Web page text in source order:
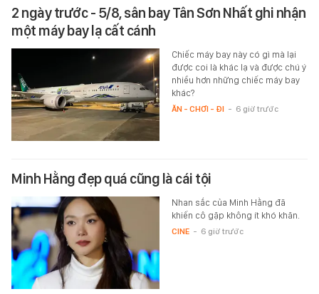
2 ngày trước - 5/8, sân bay Tân Sơn Nhất ghi nhận
một máy bay lạ cất cánh
Chiếc máy bay này có gì mà lại
được coi là khác lạ và được chú ý
nhiều hơn những chiếc máy bay
khác?
ĂN - CHƠI - ĐI - 6 giờ trước
Minh Hằng đẹp quá cũng là cái tội
Nhan sắc của Minh Hằng đã
khiến cô gặp không ít khó khăn.
CINE - 6 giờ trước